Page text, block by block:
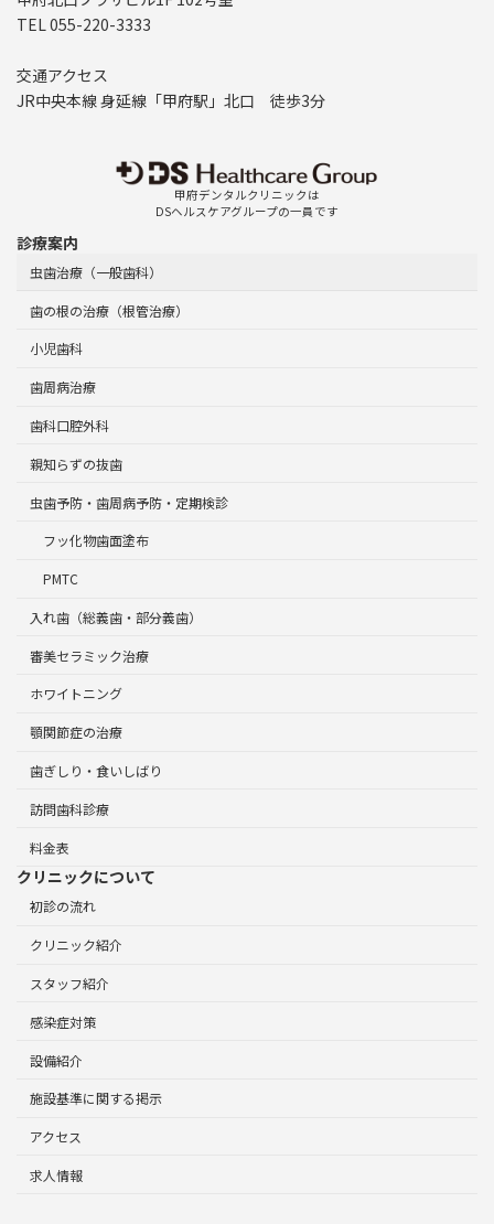
TEL 055-220-3333
交通アクセス
JR中央本線 身延線「甲府駅」北口 徒歩3分
甲府デンタルクリニックは
DSヘルスケアグループの一員です
診療案内
虫歯治療（一般歯科）
歯の根の治療（根管治療）
小児歯科
歯周病治療
歯科口腔外科
親知らずの抜歯
虫歯予防・歯周病予防・定期検診
フッ化物歯面塗布
PMTC
入れ歯（総義歯・部分義歯）
審美セラミック治療
ホワイトニング
顎関節症の治療
歯ぎしり・食いしばり
訪問歯科診療
料金表
クリニックについて
初診の流れ
クリニック紹介
スタッフ紹介
感染症対策
設備紹介
施設基準に関する掲示
アクセス
求人情報